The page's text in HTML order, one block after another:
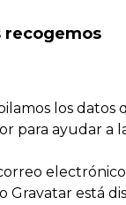
recogemos
los
para ayudar a
Gravatar